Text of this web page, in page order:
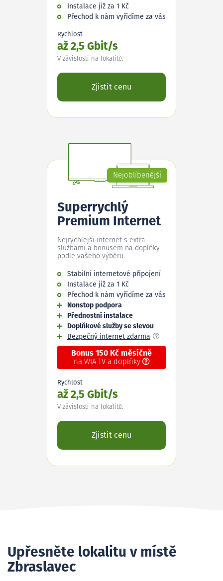
Instalace již za 1 Kč
Přechod k nám vyřídíme za vás
Rychlost
až 2,5 Gbit/s
V závislosti na lokalitě.
Zjistit cenu
Nejoblíbenější
Superrychlý
Premium Internet
Nejrychlejší internet s extra
službami a bonusem na doplňky
podle vašeho výběru.
Stabilní internetové připojení
Instalace již za 1 Kč
Přechod k nám vyřídíme za vás
Nonstop podpora
Přednostní instalace
Doplňkové služby se slevou
Bezpečný internet zdarma
Bonus 150 Kč měsíčně
na WIA TV a doplňky
Rychlost
až 2,5 Gbit/s
V závislosti na lokalitě.
Zjistit cenu
Upřesněte lokalitu v místě
Zbraslavec